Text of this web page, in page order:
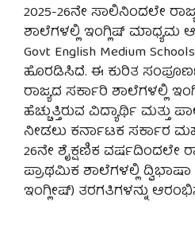
2025-26ನೇ ಸಾಲಿನಿಂದಲೇ
ಶಾಲೆಗಳಲ್ಲಿ ಇಂಗ್ಲಿಷ್ ಮಾಧ್ಯಮ
Govt English Medium
ಹೊರಡಿಸಿದೆ. ಈ ಕುರಿತ
ರಾಜ್ಯದ ಸರ್ಕಾರಿ ಶಾಲೆಗಳಲ್ಲಿ
ಹೆಚ್ಚುತ್ತಿರುವ ವಿದ್ಯಾರ್ಥಿ ಮತ್ತು
ನೀಡಲು ಕರ್ನಾಟಕ ಸರ್ಕಾರ
26ನೇ ಶೈಕ್ಷಣಿಕ ವರ್ಷದಿಂದಲೇ
ಪ್ರಾಥಮಿಕ ಶಾಲೆಗಳಲ್ಲಿ
ಇಂಗ್ಲೀಷ್) ತರಗತಿಗಳನ್ನು